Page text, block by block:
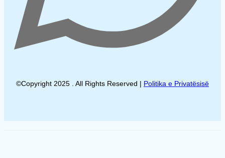
©Copyright 2025 . All Rights Reserved | Politika e Privatësisë